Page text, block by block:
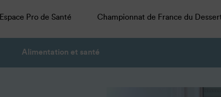
Pro de Santé Championnat de France du
Alimentation et santé